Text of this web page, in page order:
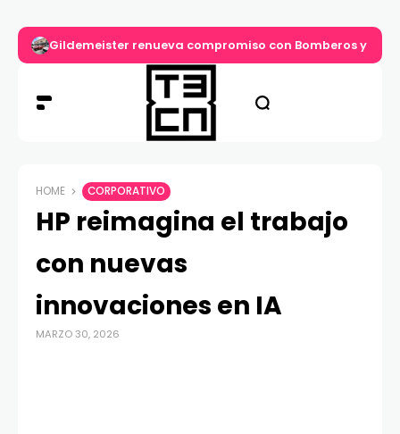
Gildemeister renueva compromiso con Bomberos y
HOME CORPORATIVO
HP reimagina el trabajo
con nuevas
innovaciones en IA
MARZO 30, 2026